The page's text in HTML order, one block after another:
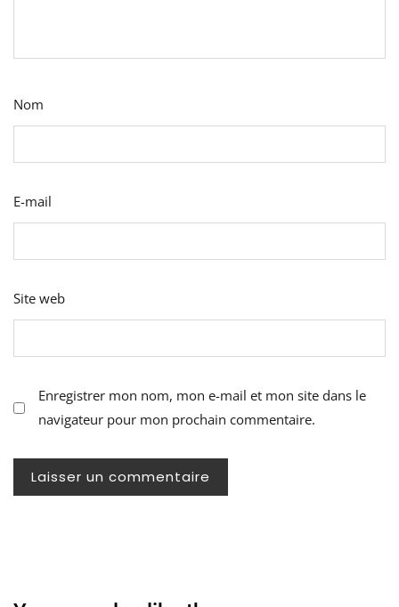
Nom
E-mail
Site web
Enregistrer mon nom, mon e-mail et mon site dans le
navigateur pour mon prochain commentaire.